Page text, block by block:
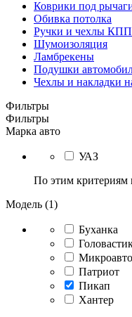
Коврики под
Обивка потолка
Ручки и чехлы КПП
Шумоизоляция
Ламбрекены
Подушки
Чехлы и накладки
Фильтры
Фильтры
Марка авто
УАЗ
По этим критериям
Модель (1)
Буханка
Патриот
Пикап
Хантер